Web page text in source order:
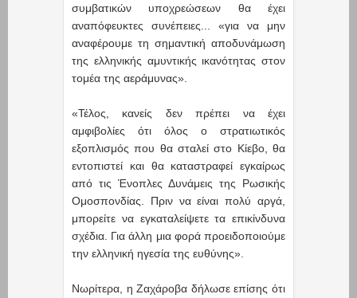
συμβατικών υποχρεώσεων θα έχει
αναπόφευκτες συνέπειες... «για να μην
αναφέρουμε τη σημαντική αποδυνάμωση
της ελληνικής αμυντικής ικανότητας στον
τομέα της αεράμυνας».
«Τέλος, κανείς δεν πρέπει να έχει
αμφιβολίες ότι όλος ο στρατιωτικός
εξοπλισμός που θα σταλεί στο Κίεβο, θα
εντοπιστεί και θα καταστραφεί εγκαίρως
από τις Ένοπλες Δυνάμεις της Ρωσικής
Ομοσπονδίας. Πριν να είναι πολύ αργά,
μπορείτε να εγκαταλείψετε τα επικίνδυνα
σχέδια. Για άλλη μια φορά προειδοποιούμε
την ελληνική ηγεσία της ευθύνης».
Νωρίτερα, η Ζαχάροβα δήλωσε επίσης ότι